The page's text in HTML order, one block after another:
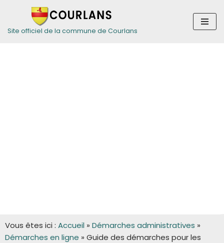
Aller
Site officiel de la commune de Courlans
Vous êtes ici : Accueil » Démarches administratives »
Démarches en ligne » Guide des démarches pour les